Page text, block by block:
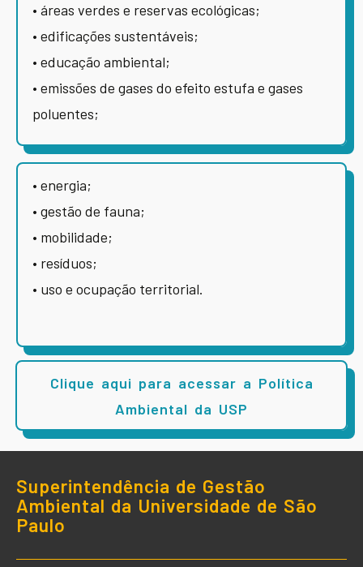
• áreas verdes e reservas ecológicas;
• edificações sustentáveis;
• educação ambiental;
• emissões de gases do efeito estufa e gases
poluentes;
• energia;
• gestão de fauna;
• mobilidade;
• resíduos;
• uso e ocupação territorial.
Clique aqui para acessar a Política
Ambiental da USP
Superintendência de Gestão
Ambiental da Universidade de São
Paulo